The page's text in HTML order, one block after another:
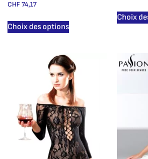
CHF74,17
Choix des options
Choix